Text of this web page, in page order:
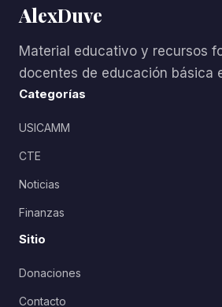
AlexDuve
Material educativo y recursos
docentes de educación básica
Categorías
USICAMM
CTE
Noticias
Finanzas
Sitio
Donaciones
Contacto